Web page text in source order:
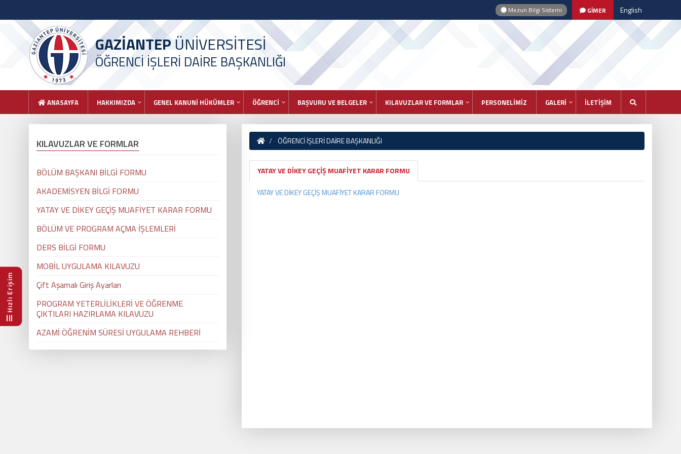
Hızlı Erişim
Mezun Bilgi Sistemi GİMER English
GAZİANTEPÜNİVERSİTESİ
ÖĞRENCİ İŞLERİ DAİRE BAŞKANLIĞI
ANASAYFA HAKKIMIZDA GENEL KANUNİ HÜKÜMLER ÖĞRENCİ BAŞVURU VE BELGELER KILAVUZLAR VE FORMLAR PERSONELİMİZ GALERİ İLETİŞİM
ÖĞRENCİ İŞLERİ DAİRE BAŞKANLIĞI
YATAY VE DİKEY GEÇİŞ MUAFİYET KARAR FORMU
YATAY VE DİKEY GEÇİŞ MUAFİYET KARAR FORMU
KILAVUZLAR VE FORMLAR
BÖLÜM BAŞKANI BİLGİ FORMU
AKADEMİSYEN BİLGİ FORMU
YATAY VE DİKEY GEÇİŞ MUAFİYET KARAR FORMU
BÖLÜM VE PROGRAM AÇMA İŞLEMLERİ
DERS BİLGİ FORMU
MOBİL UYGULAMA KILAVUZU
Çift Aşamalı Giriş Ayarları
PROGRAM YETERLİLİKLERİ VE ÖĞRENME
ÇIKTILARI HAZIRLAMA KILAVUZU
AZAMİ ÖĞRENİM SÜRESİ UYGULAMA REHBERİ